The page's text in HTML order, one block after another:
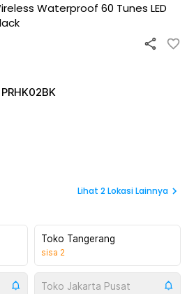
Waterproof 60 Tunes LED
PRHK02BK
Lihat 2Lokasi Lainnya
Toko Tangerang
sisa 2
Toko Jakarta Pusat